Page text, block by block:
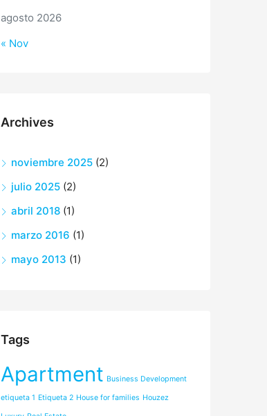
agosto 2026
« Nov
Archives
noviembre 2025 (2)
julio 2025 (2)
abril 2018 (1)
marzo 2016 (1)
mayo 2013 (1)
Tags
Apartment Business Development
etiqueta 1 Etiqueta 2 House for families Houzez